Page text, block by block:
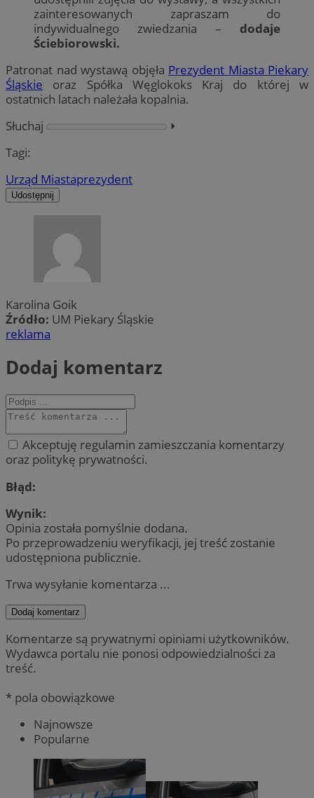
zainteresowanych zapraszam do
indywidualnego zwiedzania – dodaje
Ściebiorowski.
Patronat nad wystawą objęła Prezydent Miasta Piekary
Śląskie oraz Spółka Węglokoks Kraj do której w
ostatnich latach należała kopalnia.
Słuchaj
⏵︎
Tagi:
Urząd Miastaprezydent
Udostępnij
Karolina Goik
Źródło: UM Piekary Śląskie
reklama
Dodaj komentarz
Akceptuję regulamin zamieszczania komentarzy
oraz politykę prywatności.
Błąd:
Wynik:
Opinia została pomyślnie dodana.
Po przeprowadzeniu weryfikacji, jej treść zostanie
udostępniona publicznie.
Trwa wysyłanie komentarza ...
Dodaj komentarz
Komentarze są prywatnymi opiniami użytkowników.
Wydawca portalu nie ponosi odpowiedzialności za
treść.
* pola obowiązkowe
Najnowsze
Popularne